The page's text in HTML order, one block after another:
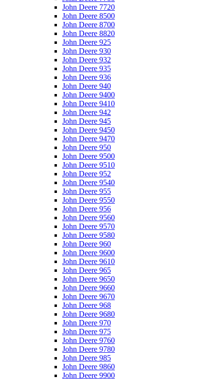
John Deere 7720
John Deere 8500
John Deere 8700
John Deere 8820
John Deere 925
John Deere 930
John Deere 932
John Deere 935
John Deere 936
John Deere 940
John Deere 9400
John Deere 9410
John Deere 942
John Deere 945
John Deere 9450
John Deere 9470
John Deere 950
John Deere 9500
John Deere 9510
John Deere 952
John Deere 9540
John Deere 955
John Deere 9550
John Deere 956
John Deere 9560
John Deere 9570
John Deere 9580
John Deere 960
John Deere 9600
John Deere 9610
John Deere 965
John Deere 9650
John Deere 9660
John Deere 9670
John Deere 968
John Deere 9680
John Deere 970
John Deere 975
John Deere 9760
John Deere 9780
John Deere 985
John Deere 9860
John Deere 9900